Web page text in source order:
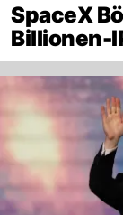
SpaceX
Billionen-